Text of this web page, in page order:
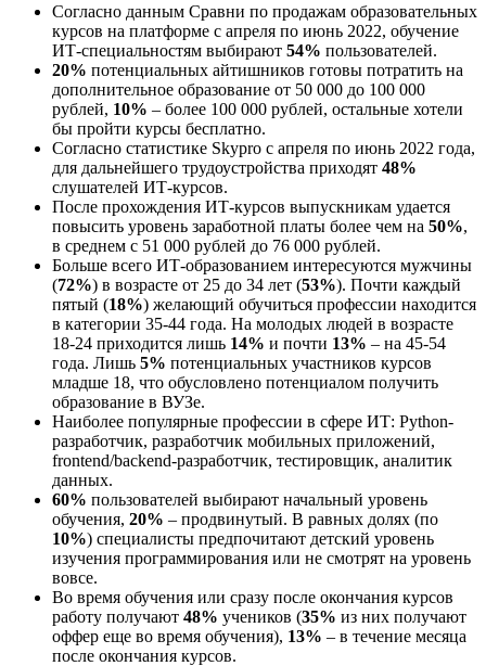
Согласно данным Сравни по продажам образовательных
курсов на платформе с апреля по июнь 2022, обучение
ИТ-специальностям выбирают 54% пользователей.
20% потенциальных айтишников готовы потратить на
дополнительное образование от 50 000 до 100 000
рублей, 10% – более 100 000 рублей, остальные хотели
бы пройти курсы бесплатно.
Согласно статистике Skypro c апреля по июнь 2022 года,
для дальнейшего трудоустройства приходят 48%
слушателей ИТ-курсов.
После прохождения ИТ-курсов выпускникам удается
повысить уровень заработной платы более чем на 50%,
в среднем с 51 000 рублей до 76 000 рублей.
Больше всего ИТ-образованием интересуются мужчины
(72%) в возрасте от 25 до 34 лет (53%). Почти каждый
пятый (18%) желающий обучиться профессии находится
в категории 35-44 года. На молодых людей в возрасте
18-24 приходится лишь 14% и почти 13% – на 45-54
года. Лишь 5% потенциальных участников курсов
младше 18, что обусловлено потенциалом получить
образование в ВУЗе.
Наиболее популярные профессии в сфере ИТ: Python-
разработчик, разработчик мобильных приложений,
frontend/backend-разработчик, тестировщик, аналитик
данных.
60% пользователей выбирают начальный уровень
обучения, 20% – продвинутый. В равных долях (по
10%) специалисты предпочитают детский уровень
изучения программирования или не смотрят на уровень
вовсе.
Во время обучения или сразу после окончания курсов
работу получают 48% учеников (35% из них получают
оффер еще во время обучения), 13% – в течение месяца
после окончания курсов.